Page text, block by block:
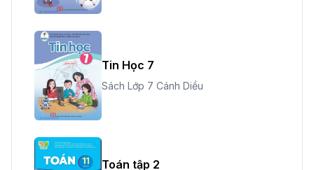
Tin Học 7
Sách Lớp 7 Cánh Diều
Toán tập 2